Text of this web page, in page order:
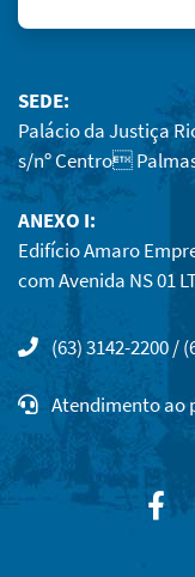
SEDE:
Palácio da Justiça
s/nº Centro
ANEXO I:
Edifício Amaro
com Avenida NS 01
(63) 3142-2200 /
Atendimento ao